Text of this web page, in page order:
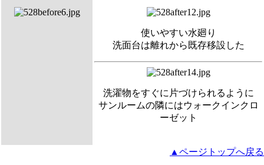
使いやすい水廻り
洗面台は離れから既存移設した
洗濯物をすぐに片づけられるように
サンルームの隣にはウォークインクロ
ーゼット
▲ページトップへ戻る